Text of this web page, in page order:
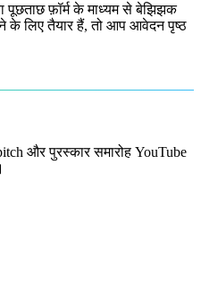
पूछताछ फ़ॉर्म के माध्यम से बेझिझक
लिए तैयार हैं, तो आप आवेदन पृष्ठ
और पुरस्कार समारोह YouTube